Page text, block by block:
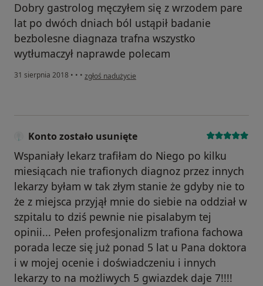
Dobry gastrolog męczyłem się z wrzodem pare
lat po dwóch dniach ból ustąpił badanie
bezbolesne diagnaza trafna wszystko
wytłumaczył naprawde polecam
31 sierpnia 2018 • • • w opinii użytkownika Konto zostało usunięte
zgłoś nadużycie
Konto zostało usunięte
Wspaniały lekarz trafiłam do Niego po kilku
miesiącach nie trafionych diagnoz przez innych
lekarzy byłam w tak złym stanie że gdyby nie to
że z miejsca przyjął mnie do siebie na oddział w
szpitalu to dziś pewnie nie pisalabym tej
opinii... Pełen profesjonalizm trafiona fachowa
porada lecze się już ponad 5 lat u Pana doktora
i w mojej ocenie i doświadczeniu i innych
lekarzy to na możliwych 5 gwiazdek daje 7!!!!